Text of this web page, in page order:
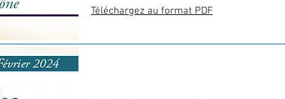
Téléchargez au format PDF